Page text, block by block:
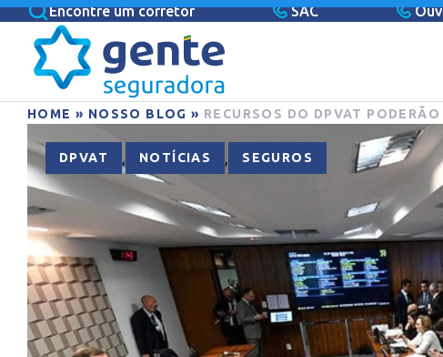
Encontre um corretor SAC
HOME » NOSSO BLOG » RECURSOS DO DPVAT
DPVAT , NOTÍCIAS SEGUROS